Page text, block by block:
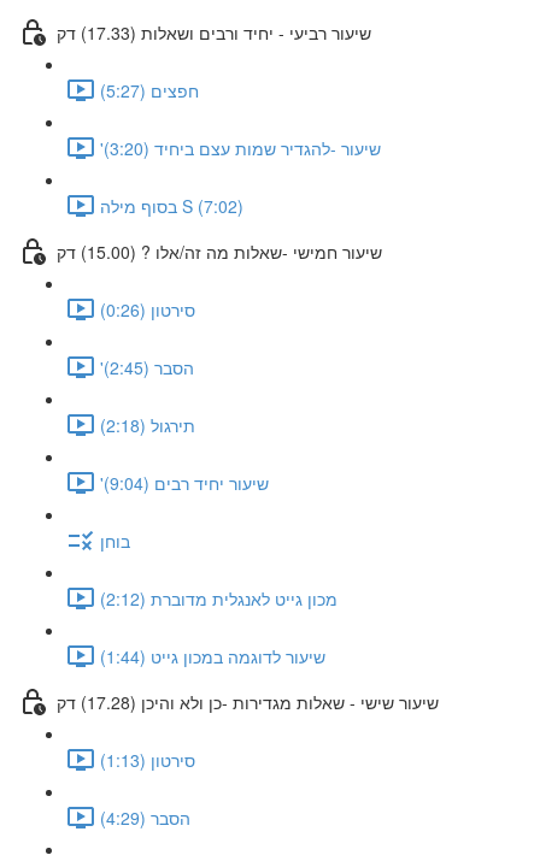
שיעור רביעי - יחיד ורבים ושאלות (17.33) דק
חפצים (5:27)
'שיעור -להגדיר שמות עצם ביחיד (3:20)
בסוף מילה S (7:02)
שיעור חמישי -שאלות מה זה/אלו ? (15.00) דק
סירטון (0:26)
'הסבר (2:45)
תירגול (2:18)
'שיעור יחיד רבים (9:04)
בוחן
מכון גייט לאנגלית מדוברת (2:12)
שיעור לדוגמה במכון גייט (1:44)
שיעור שישי - שאלות מגדירות -כן ולא והיכן (17.28) דק
סירטון (1:13)
הסבר (4:29)